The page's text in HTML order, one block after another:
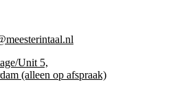
Unit 5,
(alleen op afspraak)